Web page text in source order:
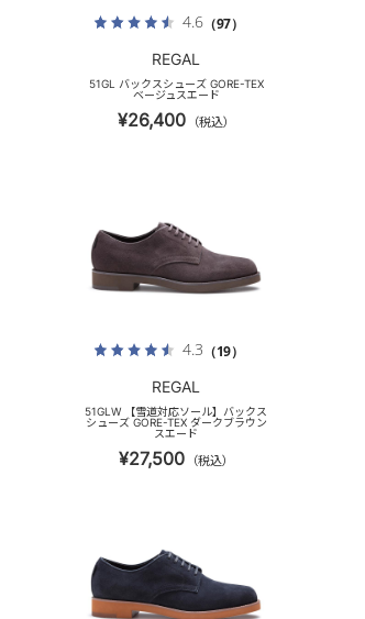
4.6（97）
REGAL
51GL バックスシューズ GORE-TEX
ベージュスエード
¥26,400 （税込）
4.3 （19）
REGAL
51GLW 【雪道対応ソール】バックス
シューズ GORE-TEX ダークブラウン
スエード
¥27,500 （税込）